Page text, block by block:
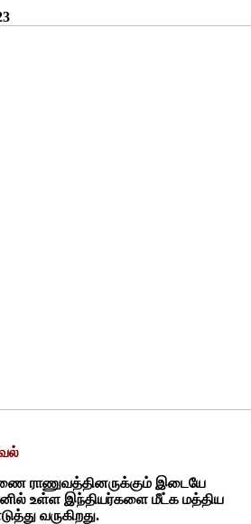
ராணுவத்தினருக்கும் இடையே
உள்ள இந்தியர்களை மீட்க மத்திய
வருகிறது.